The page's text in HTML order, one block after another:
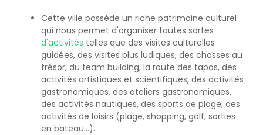
Cette ville possède un riche patrimoine culturel
qui nous permet d'organiser toutes sortes
d'activités telles que des visites culturelles
guidées, des visites plus ludiques, des chasses au
trésor, du team building, la route des tapas, des
activités artistiques et scientifiques, des activités
gastronomiques, des ateliers gastronomiques,
des activités nautiques, des sports de plage, des
activités de loisirs (plage, shopping, golf, sorties
en bateau...).